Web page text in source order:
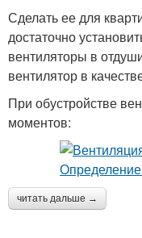
Сделать ее для
достаточно
вентиляторы в
вентилятор в
При обустройстве
моментов:
читать дальше →